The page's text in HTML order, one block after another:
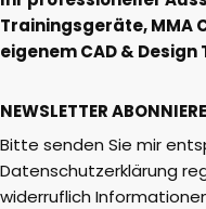
Trainingsgeräte, MMA
eigenem CAD & Design
NEWSLETTER
Bitte senden Sie mir
Datenschutzerklärung
widerruflich